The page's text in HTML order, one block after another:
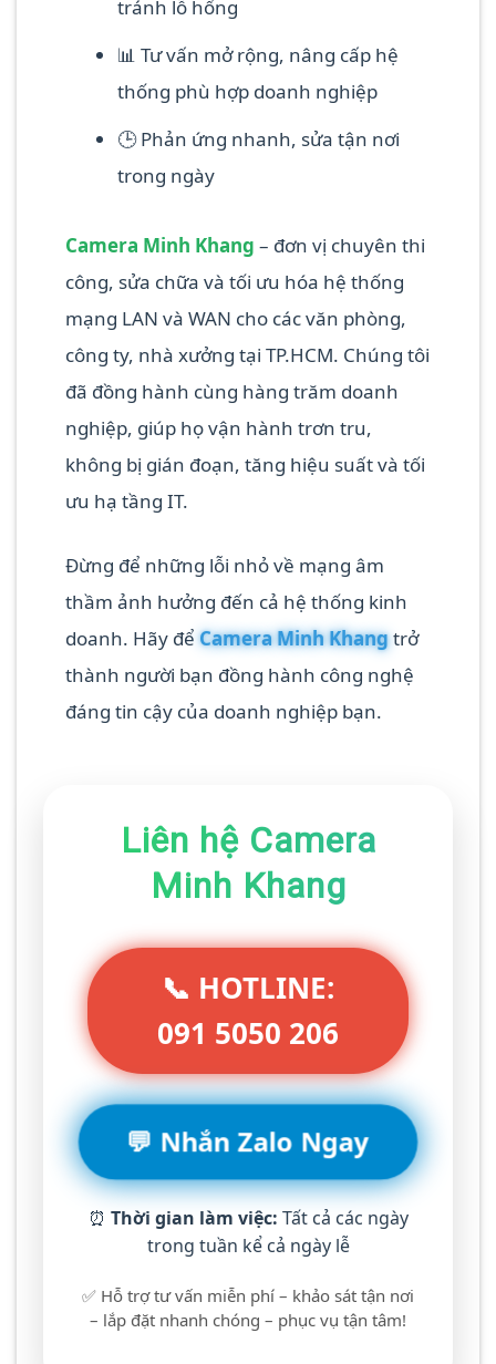
tránh lỗ hổng
📊 Tư vấn mở rộng, nâng cấp hệ
thống phù hợp doanh nghiệp
🕒 Phản ứng nhanh, sửa tận nơi
trong ngày
Camera Minh Khang – đơn vị chuyên thi
công, sửa chữa và tối ưu hóa hệ thống
mạng LAN và WAN cho các văn phòng,
công ty, nhà xưởng tại TP.HCM. Chúng tôi
đã đồng hành cùng hàng trăm doanh
nghiệp, giúp họ vận hành trơn tru,
không bị gián đoạn, tăng hiệu suất và tối
ưu hạ tầng IT.
Đừng để những lỗi nhỏ về mạng âm
thầm ảnh hưởng đến cả hệ thống kinh
doanh. Hãy đểCamera Minh Khangtrở
thành người bạn đồng hành công nghệ
đáng tin cậy của doanh nghiệp bạn.
Liên hệ Camera
Minh Khang
📞 HOTLINE:
091 5050 206
💬 Nhắn Zalo Ngay
⏰ Thời gian làm việc: Tất cả các ngày
trong tuần kể cả ngày lễ
✅ Hỗ trợ tư vấn miễn phí – khảo sát tận nơi
– lắp đặt nhanh chóng – phục vụ tận tâm!